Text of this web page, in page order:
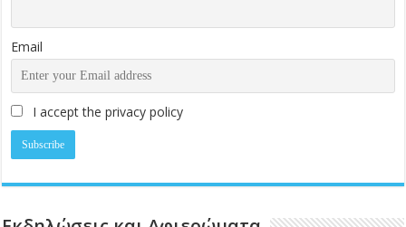
Email
I accept the privacy policy